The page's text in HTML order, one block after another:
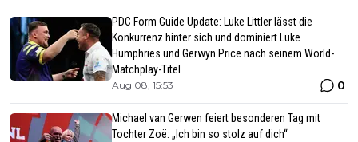
PDC Form Guide Update: Luke Littler lässt die
Konkurrenz hinter sich und dominiert Luke
Humphries und Gerwyn Price nach seinem World-
Matchplay-Titel
Aug 08, 15:53 0
Michael van Gerwen feiert besonderen Tag mit
Tochter Zoë: „Ich bin so stolz auf dich“